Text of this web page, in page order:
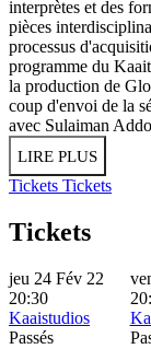
interprètes et des
pièces
processus
programme du
la production de
coup d'envoi de la
avec Sulaiman
LIRE PLUS
Tickets Tickets
Tickets
jeu 24 Fév 22
20:30
Kaaistudios
Passés